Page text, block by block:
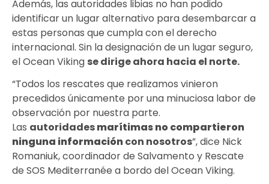
Además, las autoridades libias no han podido
identificar un lugar alternativo para desembarcar a
estas personas que cumpla con el derecho
internacional. Sin la designación de un lugar seguro,
el Ocean Viking se dirige ahora hacia el norte.
“Todos los rescates que realizamos vinieron
precedidos únicamente por una minuciosa labor de
observación por nuestra parte.
Las autoridadesmarítimas no compartieron
ninguna informacióncon nosotros”, dice Nick
Romaniuk, coordinador de Salvamento y Rescate
de SOS Mediterranée a bordo del Ocean Viking.